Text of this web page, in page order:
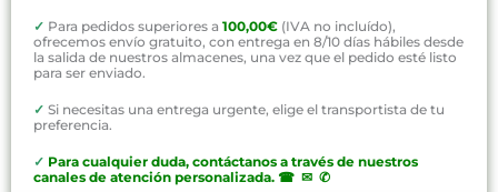
✓ Para pedidos superiores a 100,00€ (IVA no incluído),
ofrecemos envío gratuito, con entrega en 8/10 días hábiles desde
la salida de nuestros almacenes, una vez que el pedido esté listo
para ser enviado.
✓ Si necesitas una entrega urgente, elige el transportista de tu
preferencia.
✓ Para cualquier duda, contáctanos a través de nuestros
canales de atención personalizada. ☎ ✉ ✆